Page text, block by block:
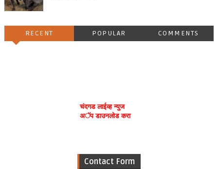
RECENT POPULAR COMMENTS
चंदगड लाईव्ह न्युज
अॅप डाउनलोड करा
Contact Form